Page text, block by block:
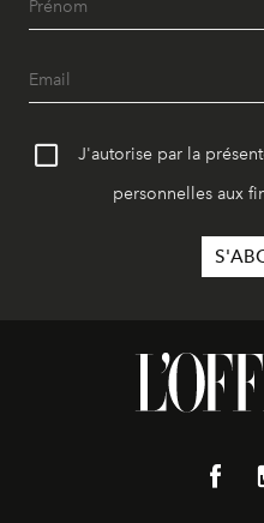
J'autorise par la
personnelles aux